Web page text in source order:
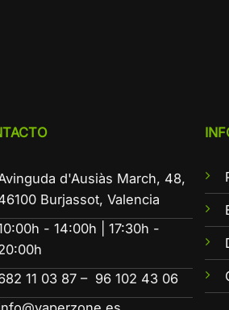
d'Ausiàs March, 48,
Burjassot, Valencia
- 14:00h | 17:30h -
11 03 87 – 96 102 43 06